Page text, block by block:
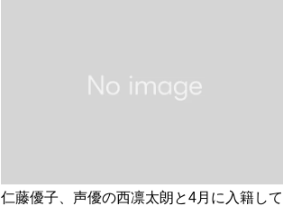
仁藤優子、声優の西凛太朗と4月に入籍して